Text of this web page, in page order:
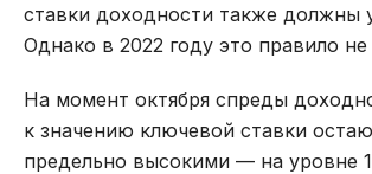
ставки доходности также должны
Однако в 2022 году это правило не
На момент октября спреды
к значению ключевой ставки
предельно высокими — на уровне